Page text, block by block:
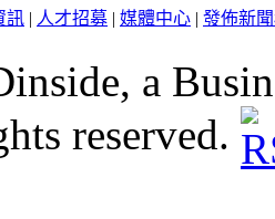
訊 | 人才招募 | 媒體中心 | 發佈新
a
reserved.